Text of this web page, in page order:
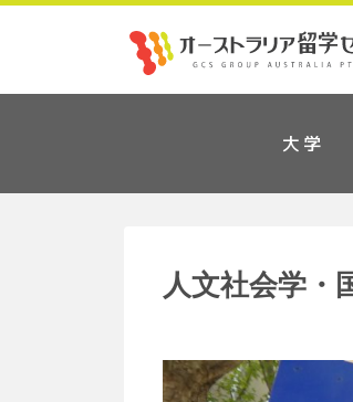
大学
人文社会学